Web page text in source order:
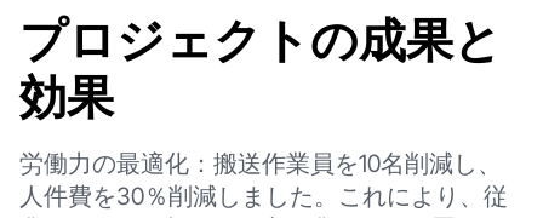
プロジェクトの成果と
効果
労働力の最適化：搬送作業員を10名削減し、
人件費を30％削減しました。これにより、従